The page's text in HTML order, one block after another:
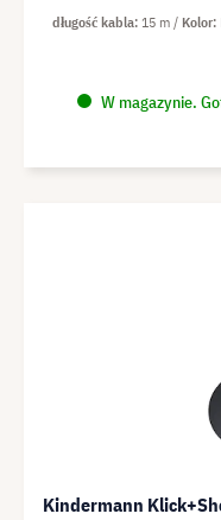
W magazynie.
długość kabla 15 m Kolor
Kindermann